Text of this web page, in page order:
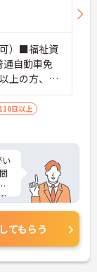
）■福祉資
自動車免
上の方、障
ちの方大歓
日以上
広
てもらう